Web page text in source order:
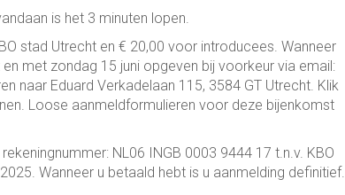
is het 3 minuten lopen.
stad Utrecht en € 20,00 voor introducees. Wanneer
met zondag 15 juni opgeven bij voorkeur via email:
naar Eduard Verkadelaan 115, 3584 GT Utrecht. Klik
Loose aanmeldformulieren voor deze bijenkomst
NL06 INGB 0003 9444 17 t.n.v. KBO
Wanneer u betaald hebt is u aanmelding definitief.